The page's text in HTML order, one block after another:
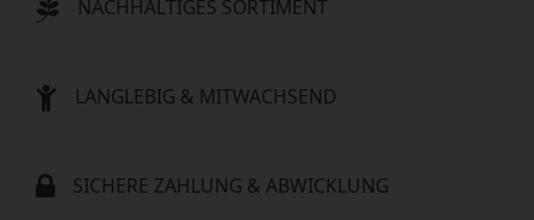
NACHHALTIGES SORTIMENT
LANGLEBIG & MITWACHSEND
SICHERE ZAHLUNG & ABWICKLUNG